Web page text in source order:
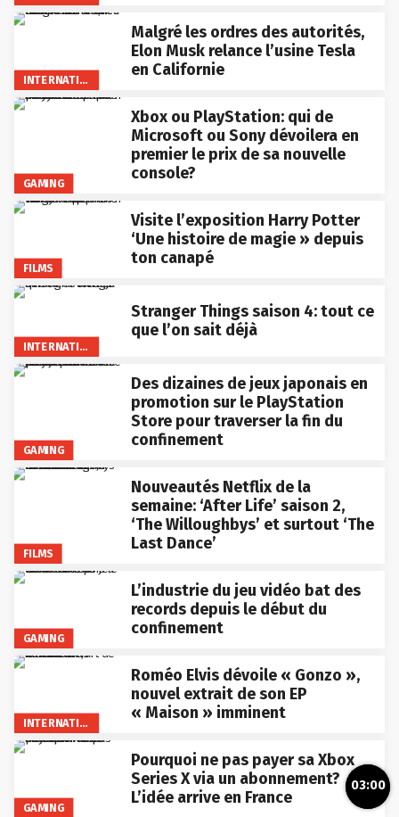
Malgré les ordres des autorités,
Elon Musk relance l’usine Tesla
en Californie
GAMING
Xbox ou PlayStation: qui de
Microsoft ou Sony dévoilera en
premier le prix de sa nouvelle
console?
FILMS
Visite l’exposition Harry Potter
‘Une histoire de magie » depuis
ton canapé
Stranger Things saison 4: tout ce
que l’on sait déjà
GAMING
Des dizaines de jeux japonais en
promotion sur le PlayStation
Store pour traverser la fin du
confinement
FILMS
Nouveautés Netflix de la
semaine: ‘After Life’ saison 2,
‘The Willoughbys’ et surtout ‘The
Last Dance’
GAMING
L’industrie du jeu vidéo bat des
records depuis le début du
confinement
Roméo Elvis dévoile « Gonzo »,
nouvel extrait de son EP
« Maison » imminent
GAMING
Pourquoi ne pas payer sa Xbox
Series X via un abonnement?
L’idée arrive en France
03:00